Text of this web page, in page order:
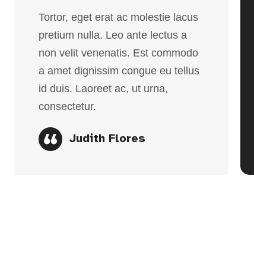
Tortor, eget erat ac molestie lacus
pretium nulla. Leo ante lectus a
non velit venenatis. Est commodo
a amet dignissim congue eu tellus
id duis. Laoreet ac, ut urna,
consectetur.
Judith Flores